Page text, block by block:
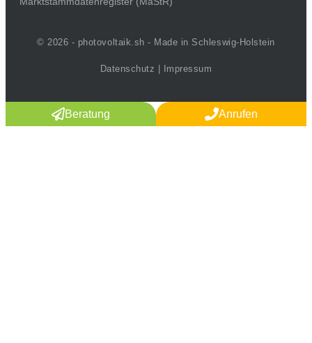
© 2026 - photovoltaik.sh - Made in Schleswig-Holstein
Datenschutz Impressum
Beratung Anrufen